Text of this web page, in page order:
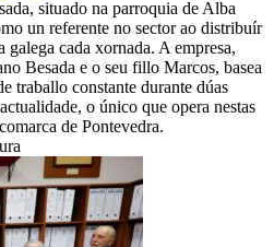
situado na parroquia de Alba
un referente no sector ao distribuír
galega cada xornada. A empresa,
Besada e o seu fillo Marcos, basea
traballo constante durante dúas
o único que opera nestas
de Pontevedra.